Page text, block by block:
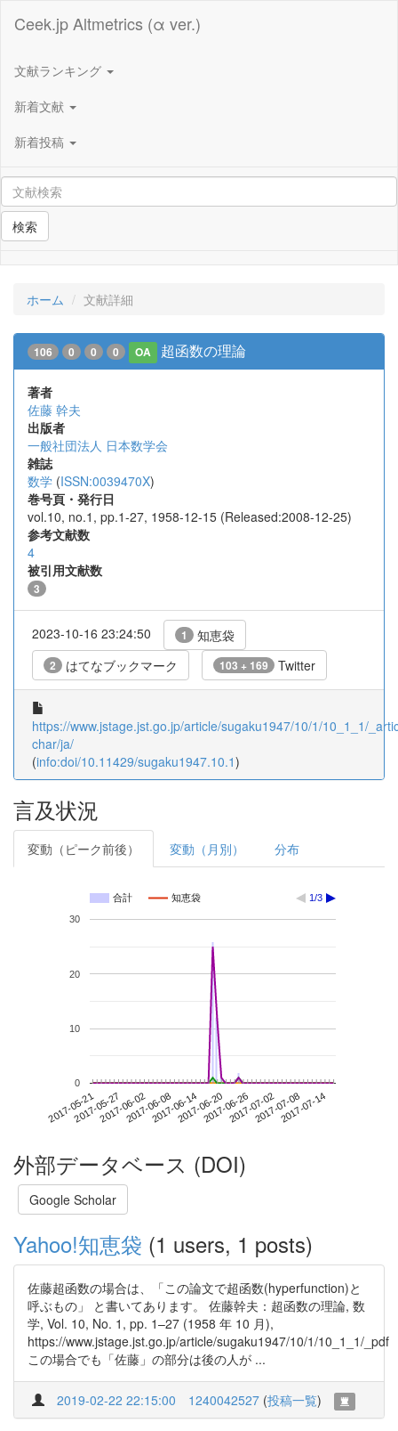
Ceek.jp Altmetrics (α ver.)
文献ランキング
新着文献
新着投稿
検索
ホーム 文献詳細
106 0 0 0 OA 超函数の理論
著者
佐藤 幹夫
出版者
一般社団法人 日本数学会
雑誌
数学 (ISSN:0039470X)
巻号頁・発行日
vol.10, no.1, pp.1-27, 1958-12-15 (Released:2008-12-25)
参考文献数
4
被引用文献数
3
2023-10-16 23:24:50 1 知恵袋
2 はてなブックマーク 103 + 169 Twitter
https://www.jstage.jst.go.jp/article/sugaku1947/10/1/10_1_1/
char/ja/
(info:doi/10.11429/sugaku1947.10.1)
言及状況
変動（ピーク前後） 変動（月別） 分布
合計 知恵袋 1/3
2017-05-212017-05-272017-06-022017-06-082017-06-142017-06-202017-06-262017-07-022017-07-082017-07-14
0
10
20
30
外部データベース (DOI)
Google Scholar
Yahoo!知恵袋 (1 users, 1 posts)
佐藤超函数の場合は、「この論文で超函数(hyperfunction)と
呼ぶもの」 と書いてあります。 佐藤幹夫：超函数の理論, 数
学, Vol. 10, No. 1, pp. 1–27 (1958 年 10 月),
https://www.jstage.jst.go.jp/article/sugaku1947/10/1/10_1_1/_pdf
この場合でも「佐藤」の部分は後の人が ...
2019-02-22 22:15:00 1240042527 (投稿一覧)